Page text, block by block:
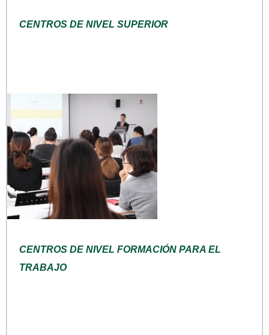
CENTROS DE NIVEL SUPERIOR
CENTROS DE NIVEL FORMACIÓN PARA EL
TRABAJO